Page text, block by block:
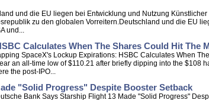
und die EU liegen bei Entwicklung und Nutzung
zu den globalen Vorreitern.Deutschland und die EU
und...
Calculates When The Shares Could Hit The
SpaceX's Lockup Expirations: HSBC Calculates When
an all-time low of $110.21 after briefly dipping into the $108
the post-IPO...
"Solid Progress" Despite Booster Setback
Bank Says Starship Flight 13 Made "Solid Progress"